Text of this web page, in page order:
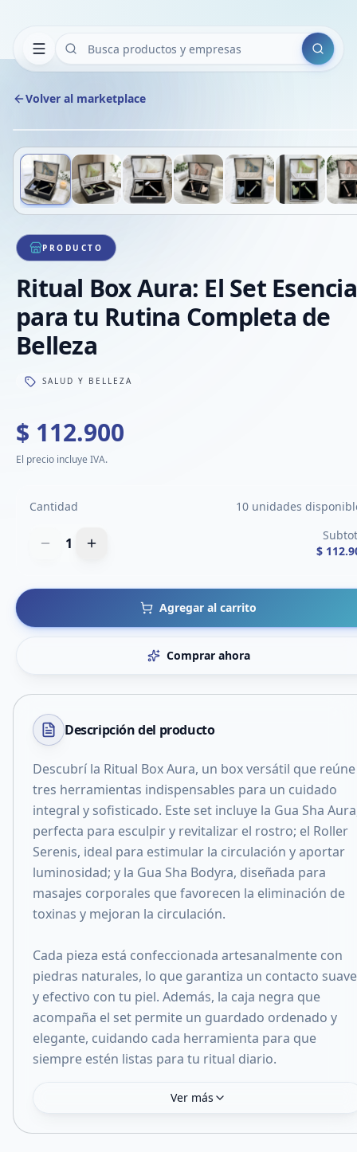
Buscar
Volver al marketplace
1/7
PRODUCTO
Ritual Box Aura: El Set
para tu Rutina Completa de
Belleza
SALUD Y BELLEZA
$ 112.900
El precio incluye IVA.
Cantidad 10 unidades
1
$
Agregar al carrito
Comprar ahora
Descripción del producto
Descubrí la Ritual Box Aura, un box versátil que reúne
tres herramientas indispensables para un cuidado
integral y sofisticado. Este set incluye la Gua Sha
perfecta para esculpir y revitalizar el rostro; el Roller
Serenis, ideal para estimular la circulación y aportar
luminosidad; y la Gua Sha Bodyra, diseñada para
masajes corporales que favorecen la eliminación de
toxinas y mejoran la circulación.
Cada pieza está confeccionada artesanalmente con
piedras naturales, lo que garantiza un contacto suave
y efectivo con tu piel. Además, la caja negra que
acompaña el set permite un guardado ordenado y
elegante, cuidando cada herramienta para que
siempre estén listas para tu ritual diario.
Ver más